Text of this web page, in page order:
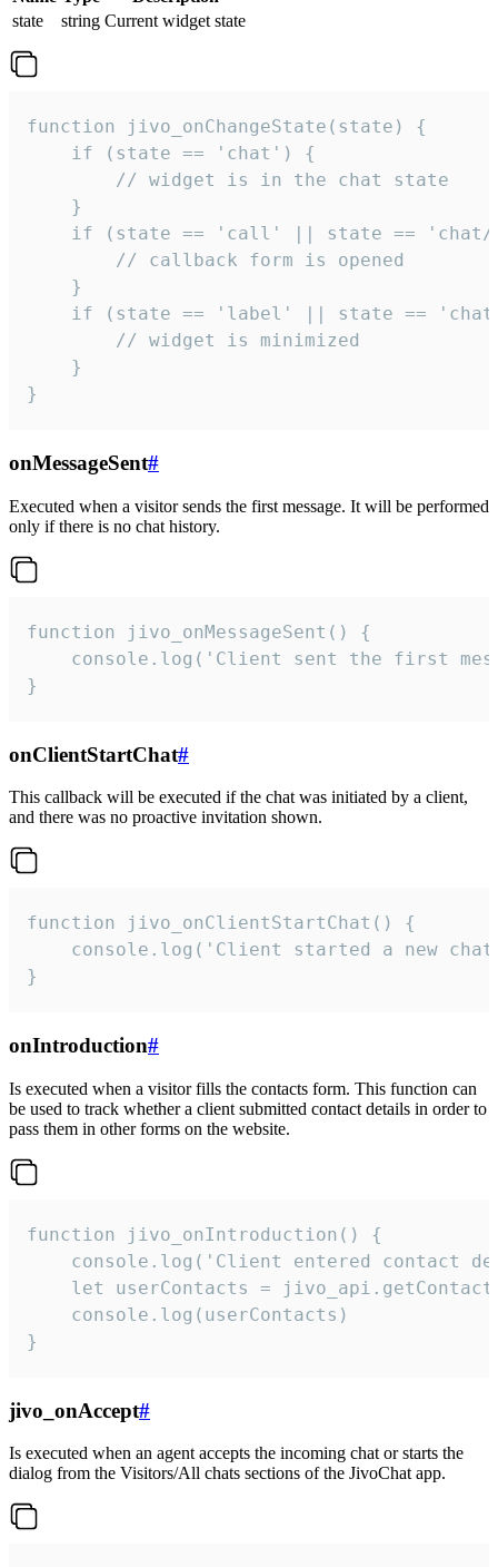
state
string Current widget state
function jivo_onChangeState(state) {
    if (state == 'chat') {
        // widget is in the chat state
    }
if (state == 'call' || state ==
        // callback form is opened
    }
if (state == 'label' || state ==
        // widget is minimized
    }
}
onMessageSent#
Executed when a visitor sends the first message. It will be performed
only if there is no chat history.
function jivo_onMessageSent() {
console.log('Client sent the first
}
onClientStartChat#
This callback will be executed if the chat was initiated by a client,
and there was no proactive invitation shown.
function jivo_onClientStartChat() {
console.log('Client started a new
}
onIntroduction#
Is executed when a visitor fills the contacts form. This function can
be used to track whether a client submitted contact details in order to
pass them in other forms on the website.
function jivo_onIntroduction() {
console.log('Client entered contact
let userContacts =
    console.log(userContacts)
}
jivo_onAccept#
Is executed when an agent accepts the incoming chat or starts the
dialog from the Visitors/All chats sections of the JivoChat app.